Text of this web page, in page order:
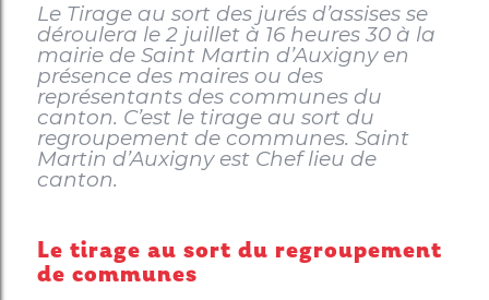
Le Tirage au sort des jurés d’assises se
déroulera le 2 juillet à 16 heures 30 à la
mairie de Saint Martin d’Auxigny en
présence des maires ou des
représentants des communes du
canton. C’est le tirage au sort du
regroupement de communes. Saint
Martin d’Auxigny est Chef lieu de
canton.
Le tirage au sort du regroupement
de communes